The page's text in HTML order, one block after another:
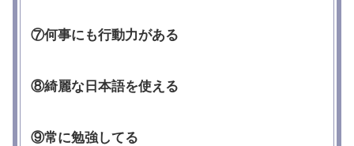
⑦何事にも行動力がある
⑧綺麗な日本語を使える
⑨常に勉強してる